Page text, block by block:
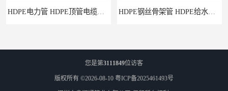
HDPE电力管 HDPE顶管电缆管保护套管 HDPE钢丝骨架管 HDPE给水管自来水管饮用水管
您是第3111849位访客
版权所有 ©2026-08-10 粤ICP备2025461493号